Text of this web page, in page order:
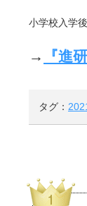
小学校入学
→ 『進
タグ：